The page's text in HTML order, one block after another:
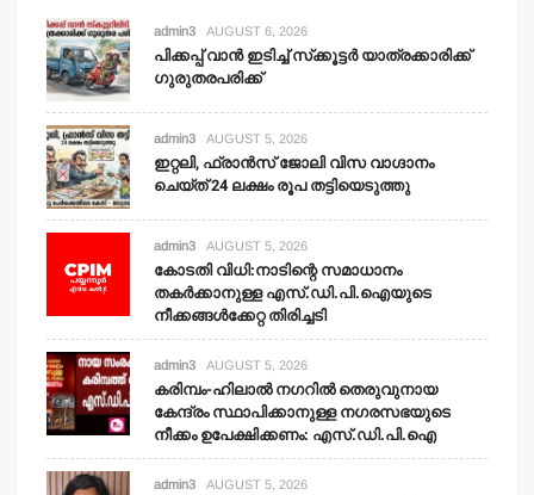
admin3 AUGUST 6, 2026
പിക്കപ്പ് വാന്‍ ഇടിച്ച് സ്‌ക്കൂട്ടര്‍ യാത്രക്കാരിക്ക്
ഗുരുതരപരിക്ക്
admin3 AUGUST 5, 2026
ഇറ്റലി, ഫ്രാന്‍സ് ജോലി വിസ വാഗ്ദാനം
ചെയ്ത് 24 ലക്ഷം രൂപ തട്ടിയെടുത്തു
admin3 AUGUST 5, 2026
കോടതി വിധി:നാടിന്റെ സമാധാനം
തകര്‍ക്കാനുള്ള എസ്.ഡി.പി.ഐയുടെ
നീക്കങ്ങള്‍ക്കേറ്റ തിരിച്ചടി
admin3 AUGUST 5, 2026
കരിമ്പം-ഹിലാല്‍ നഗറില്‍ തെരുവുനായ
കേന്ദ്രം സ്ഥാപിക്കാനുള്ള നഗരസഭയുടെ
നീക്കം ഉപേക്ഷിക്കണം: എസ്.ഡി.പി.ഐ
admin3 AUGUST 5, 2026